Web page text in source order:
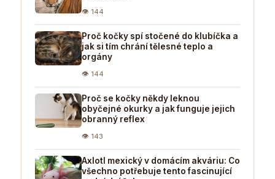
👁 144
Proč kočky spí stočené do klubíčka a
jak si tím chrání tělesné teplo a
orgány
👁 144
Proč se kočky někdy leknou
obyčejné okurky a jak funguje jejich
obranný reflex
👁 143
Axlotl mexický v domácím akváriu: Co
všechno potřebuje tento fascinující